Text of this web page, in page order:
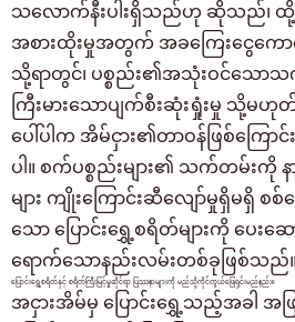
သလောက်နီးပါးရှိသည်ဟု ဆိုသည်၊ ထို့က
အစားထိုးမှုအတွက် အခကြေးငွေကော
သို့ရာတွင်၊ ပစ္စည်း၏အသုံးဝင်သော
ကြီးမားသောပျက်စီးဆုံးရှုံးမှု သို့မဟုတ်
ပေါ်ပါက အိမ်ငှား၏တာဝန်ဖြစ်ကြော
ပါ။ စက်ပစ္စည်းများ၏ သက်တမ်းကို န
များ ကျိုးကြောင်းဆီလျော်မှုရှိမရှိ
သော ပြောင်းရွှေ့စရိတ်များကို ပေးဆေ
ရောက်သောနည်းလမ်းတစ်ခုဖြစ်သည်။
ပြောင်းရွှေ့စရိတ်နှင့် စရိတ်ကြီးမြင့်မှုဆိုင်ရာ ပြဿနာများကို မည်သို့ကိုင်တွယ်ဖြေရှင်းမည်နည်း။
အငှားအိမ်မှ ပြောင်းရွှေ့သည့်အခါ အဖြ